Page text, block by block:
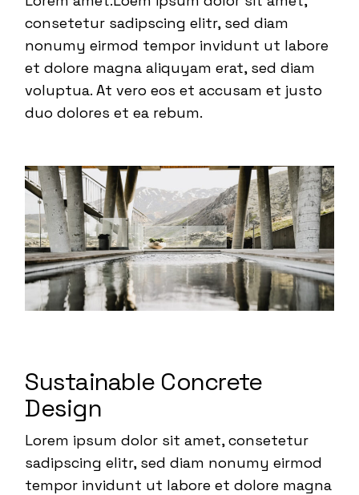
consetetur sadipscing elitr, sed diam
nonumy eirmod tempor invidunt ut labore
et dolore magna aliquyam erat, sed diam
voluptua. At vero eos et accusam et justo
duo dolores et ea rebum.
Sustainable Concrete
Design
Lorem ipsum dolor sit amet, consetetur
sadipscing elitr, sed diam nonumy eirmod
tempor invidunt ut labore et dolore magna